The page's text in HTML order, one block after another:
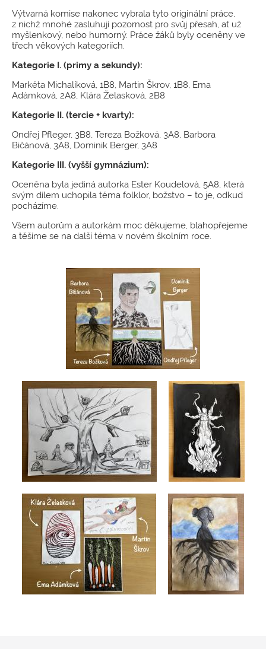
Výtvarná komise nakonec vybrala tyto originální práce,
z nichž mnohé zasluhují pozornost pro svůj přesah, ať už
myšlenkový, nebo humorný. Práce žáků byly oceněny ve
třech věkových kategoriích.
Kategorie I. (primy a sekundy):
Markéta Michalíková, 1B8, Martin Škrov, 1B8, Ema
Adámková, 2A8, Klára Želasková, 2B8
Kategorie II. (tercie + kvarty):
Ondřej Pfleger, 3B8, Tereza Božková, 3A8, Barbora
Bičánová, 3A8, Dominik Berger, 3A8
Kategorie III. (vyšší gymnázium):
Oceněna byla jediná autorka Ester Koudelová, 5A8, která
svým dílem uchopila téma folklor, božstvo – to je, odkud
pocházíme.
Všem autorům a autorkám moc děkujeme, blahopřejeme
a těšíme se na další téma v novém školním roce.